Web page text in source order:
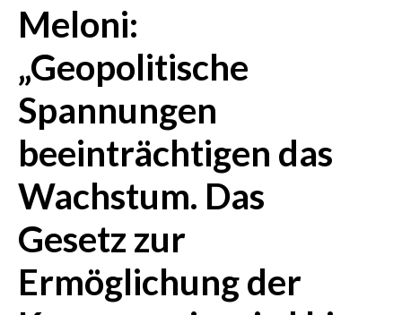
CRONACA
ITALIA
MONDO
POLITICA
ECONOMIA
SERVIZI ALLE IMPRESE
LAVORO
SPORT IN SARDEGNA
Meloni:
„Geopolitische
Spannungen
beeinträchtigen das
Wachstum. Das
Gesetz zur
Ermöglichung der